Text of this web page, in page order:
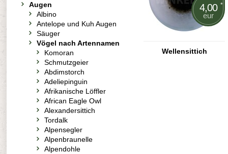
4,00 *
eur
Wellensittich
Augen
Albino
Antelope und Kuh Augen
Säuger
Vögel nach Artennamen
Komoran
Schmutzgeier
Abdimstorch
Adeliepinguin
Afrikanische Löffler
African Eagle Owl
Alexandersittich
Tordalk
Alpensegler
Alpenbraunelle
Alpendohle